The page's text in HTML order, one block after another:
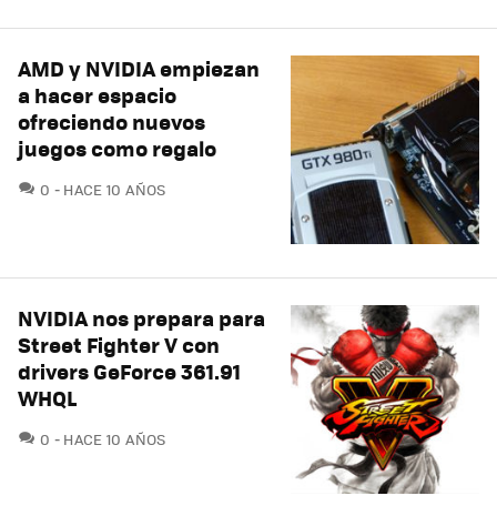
AMD y NVIDIA empiezan
a hacer espacio
ofreciendo nuevos
juegos como regalo
0 COMENTARIOS
HACE 10 AÑOS
NVIDIA nos prepara para
Street Fighter V con
drivers GeForce 361.91
WHQL
0 COMENTARIOS
HACE 10 AÑOS